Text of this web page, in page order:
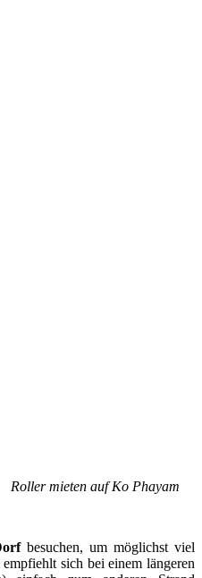
Roller mieten auf Ko Phayam
besuchen, um möglichst viel
sich bei einem längeren